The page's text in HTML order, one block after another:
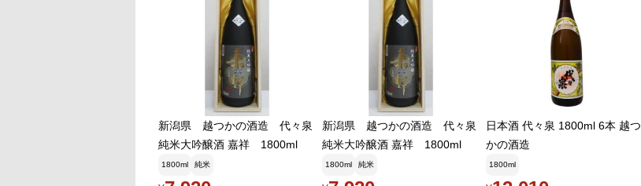
ストアに近いのですが、食料品も中規模のスーパー以上に充実しています
2026年2月12日 21:36:41
ののさん ありがとうございます 少ないお小遣いを何とかやりくりして
お酒を買っていますので、ありがたい価格でした😄
悪食釣り師 2026年2月12日 21:37:21
ガチさん そんなイベントがあったら、推し活で後のことは考えず大人買い
しています😄
悪食釣り師 2026年2月12日 21:37:33
たけさん 私もそう思ってベルーナも調べたのですが見つかりませんでし
新潟県 越つかの酒造 代々泉
純米大吟醸酒 嘉祥 1800ml
1800ml 純米
新潟県 越つかの酒造 代々泉
純米大吟醸酒 嘉祥 1800ml
1800ml 純米
日本酒 代々泉 1800ml 6本 越つ
かの酒造
1800ml